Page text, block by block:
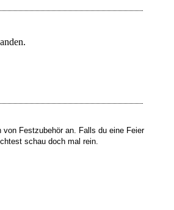
Festzubehör an. Falls du eine Feier
schau doch mal rein.